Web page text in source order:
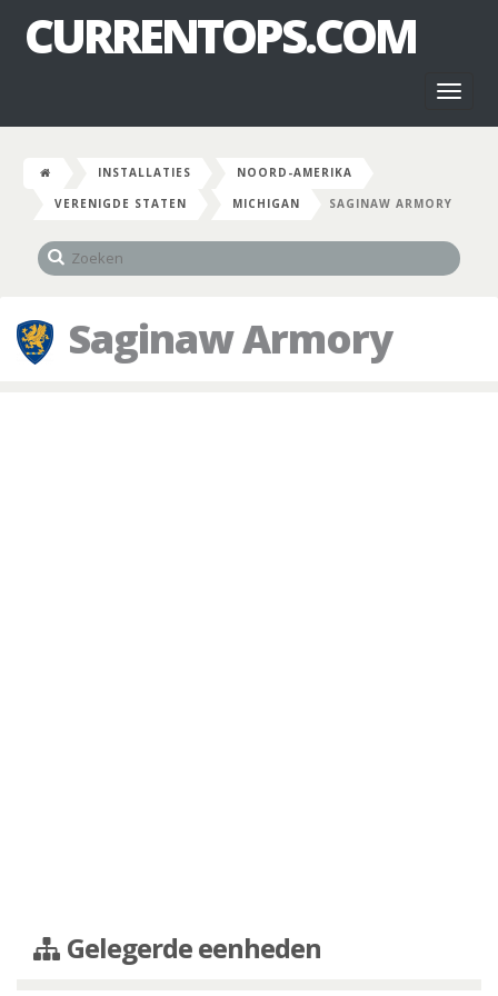
CURRENTOPS.COM
INSTALLATIES
NOORD-AMERIKA
VERENIGDE STATEN
MICHIGAN SAGINAW ARMORY
Saginaw Armory
Gelegerde eenheden